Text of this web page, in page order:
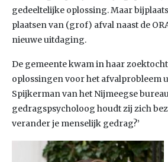
gedeeltelijke oplossing. Maar
plaatsen van (grof) afval naast de
nieuwe uitdaging.
De gemeente kwam in haar
oplossingen voor het afvalprobleem
Spijkerman van het Nijmeegse
gedragspsycholoog houdt zij zich
verander je menselijk gedrag?’